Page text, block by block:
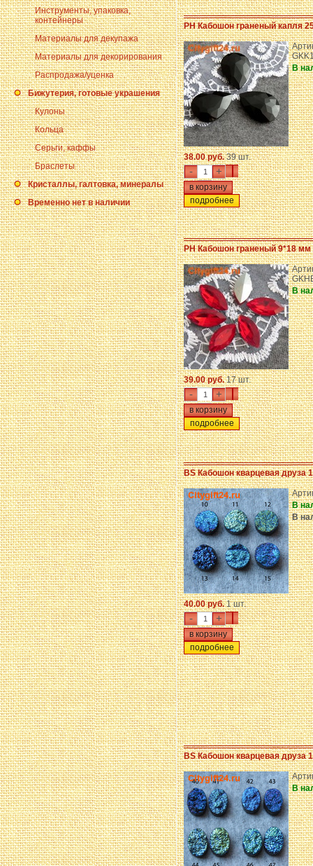
Инструменты, упаковка,
контейнеры
Материалы для декупажа
Материалы для декорирования
Распродажа/уценка
Бижутерия, готовые украшения
Кулоны
Кольца
Серьги, каффы
Браслеты
Кристаллы, галтовка, минералы
Временно нет в наличии
PH Кабошон граненый капля
В
38.00 руб.39 шт.
- +
подробнее
PH Кабошон граненый 9*18 мм
В
39.00 руб.17 шт.
- +
подробнее
BS Кабошон кварцевая друза
В
В
40.00 руб.1 шт.
- +
подробнее
BS Кабошон кварцевая друза
В